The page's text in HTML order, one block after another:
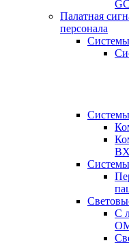
Палатная
персонала
С